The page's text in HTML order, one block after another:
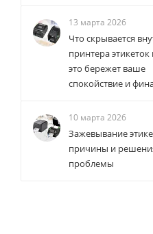
13 марта 2026
Что скрывается
принтера этикеток
это бережет ваше
спокойствие и
10 марта 2026
Зажевывание
причины и
проблемы